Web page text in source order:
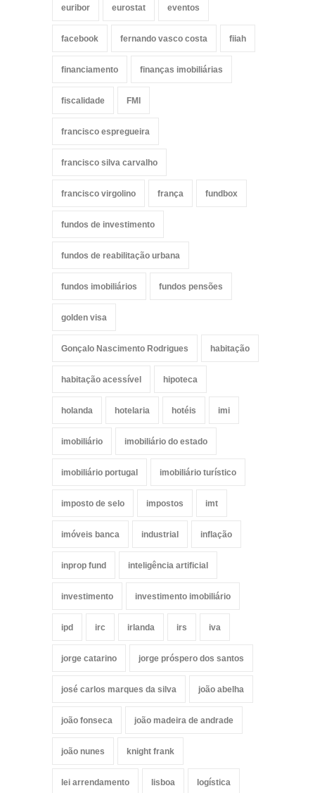
euribor eurostat eventos
facebook fernando vasco costa fiiah
financiamento finanças imobiliárias
fiscalidade FMI
francisco espregueira
francisco silva carvalho
francisco virgolino frança fundbox
fundos de investimento
fundos de reabilitação urbana
fundos imobiliários fundos pensões
golden visa
Gonçalo Nascimento Rodrigues habitação
habitação acessível hipoteca
holanda hotelaria hotéis imi
imobiliário imobiliário do estado
imobiliário portugal imobiliário turístico
imposto de selo impostos imt
imóveis banca industrial inflação
inprop fund inteligência artificial
investimento investimento imobiliário
ipd irc irlanda irs iva
jorge catarino jorge próspero dos santos
josé carlos marques da silva joão abelha
joão fonseca joão madeira de andrade
joão nunes knight frank
lei arrendamento lisboa logística